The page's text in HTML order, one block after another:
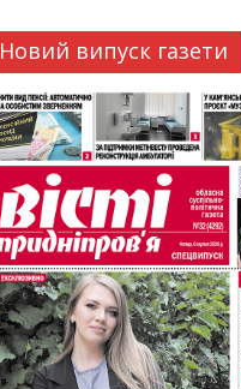
Новий випуск газети